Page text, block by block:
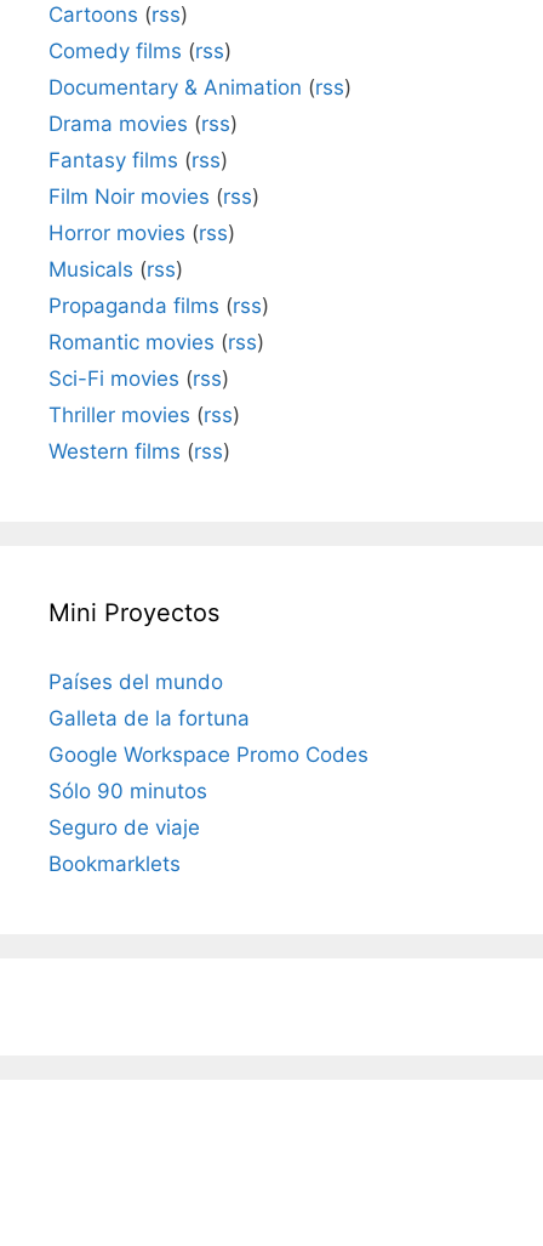
Cartoons (rss)
Comedy films (rss)
Documentary & Animation (rss)
Drama movies (rss)
Fantasy films (rss)
Film Noir movies (rss)
Horror movies (rss)
Musicals (rss)
Propaganda films (rss)
Romantic movies (rss)
Sci-Fi movies (rss)
Thriller movies (rss)
Western films (rss)
Mini Proyectos
Países del mundo
Galleta de la fortuna
Google Workspace Promo Codes
Sólo 90 minutos
Seguro de viaje
Bookmarklets